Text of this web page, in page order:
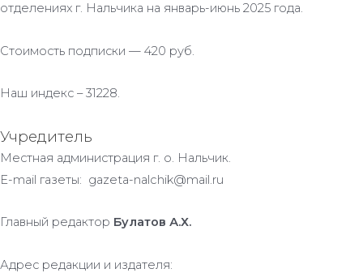
отделениях г. Нальчика на январь-июнь 2025 года.
Стоимость подписки — 420 руб.
Наш индекс – 31228.
Учредитель
Местная администрация г. о. Нальчик.
E-mail газеты: gazeta-nalchik@mail.ru
Главный редактор Булатов А.Х.
Адрес редакции и издателя: